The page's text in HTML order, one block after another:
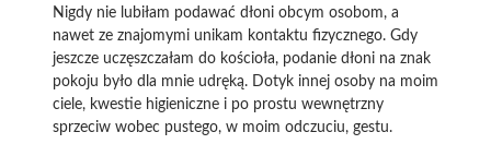
Nigdy nie lubiłam podawać dłoni obcym osobom, a
nawet ze znajomymi unikam kontaktu fizycznego. Gdy
jeszcze uczęszczałam do kościoła, podanie dłoni na znak
pokoju było dla mnie udręką. Dotyk innej osoby na moim
ciele, kwestie higieniczne i po prostu wewnętrzny
sprzeciw wobec pustego, w moim odczuciu, gestu.